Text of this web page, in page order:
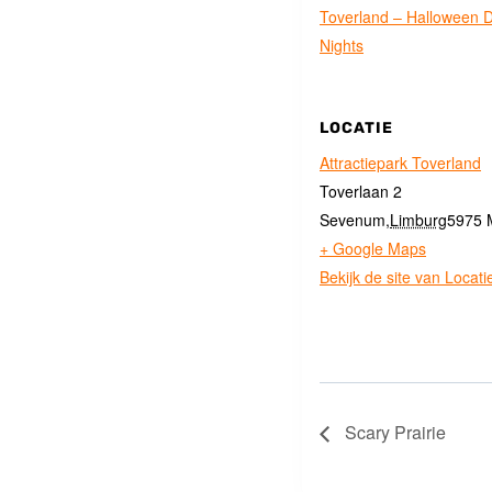
Toverland – Halloween
Nights
LOCATIE
Attractiepark Toverland
Toverlaan 2
Sevenum,Limburg5975
+ Google Maps
Bekijk de site van
Scary Prairie